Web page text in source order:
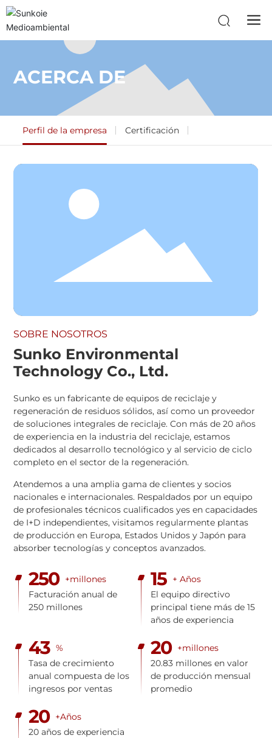
ACERCA DE
Perfil de la empresa Certificación
SOBRE NOSOTROS
Sunko Environmental
Technology Co., Ltd.
Sunko es un fabricante de equipos de reciclaje y
regeneración de residuos sólidos, así como un proveedor
de soluciones integrales de reciclaje. Con más de 20 años
de experiencia en la industria del reciclaje, estamos
dedicados al desarrollo tecnológico y al servicio de ciclo
completo en el sector de la regeneración.
Atendemos a una amplia gama de clientes y socios
nacionales e internacionales. Respaldados por un equipo
de profesionales técnicos cualificados yes en capacidades
de I+D independientes, visitamos regularmente plantas
de producción en Europa, Estados Unidos y Japón para
absorber tecnologías y conceptos avanzados.
250
+millones
Facturación anual de
250 millones
15
+ Años
El equipo directivo
principal tiene más de 15
años de experiencia
43 %
Tasa de crecimiento
anual compuesta de los
ingresos por ventas
20
+millones
20.83 millones en valor
de producción mensual
promedio
20
+Años
20 años de experiencia